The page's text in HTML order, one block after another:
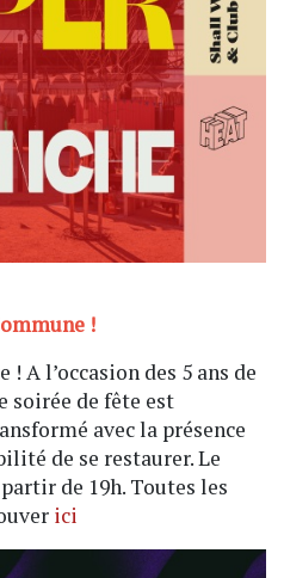
!
A l’occasion des 5 ans de
soirée de fête est
avec la présence
de se restaurer. Le
de 19h. Toutes les
ici